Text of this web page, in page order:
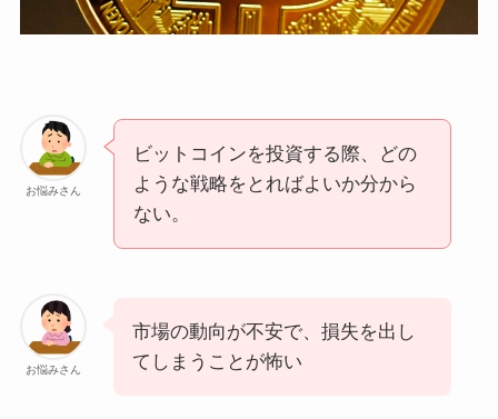
お悩みさん
ビットコインを投資する際、どの
ような戦略をとればよいか分から
ない。
お悩みさん
市場の動向が不安で、損失を出し
てしまうことが怖い